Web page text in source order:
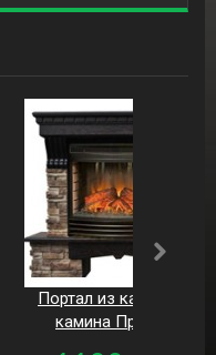
Портал из камня для
камина Прованс